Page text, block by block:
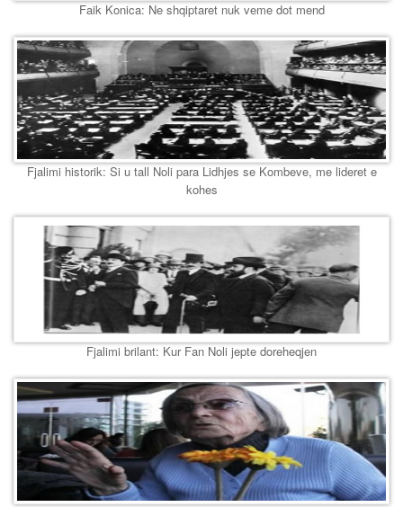
Faik Konica: Ne shqiptaret nuk veme dot mend
Fjalimi historik: Si u tall Noli para Lidhjes se Kombeve, me lideret e
kohes
Fjalimi brilant: Kur Fan Noli jepte doreheqjen